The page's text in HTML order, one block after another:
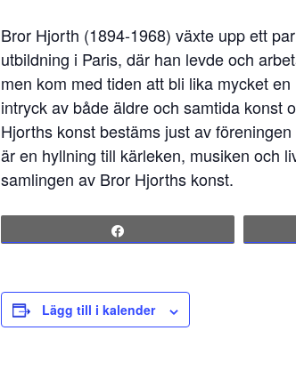
Bror Hjorth (1894-1968) växte upp ett
utbildning i Paris, där han levde och
men kom med tiden att bli lika mycket
intryck av både äldre och samtida konst
Hjorths konst bestäms just av
är en hyllning till kärleken, musiken och
samlingen av Bror Hjorths konst.
Lägg till i kalender